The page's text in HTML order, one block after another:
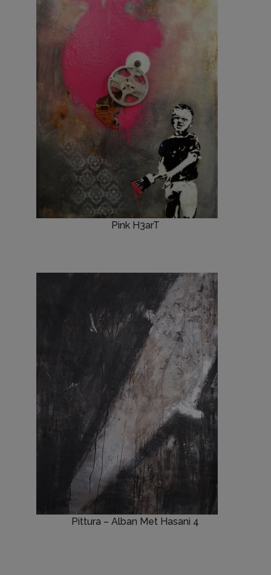
Pink H3arT
Pittura – Alban Met Hasani 4